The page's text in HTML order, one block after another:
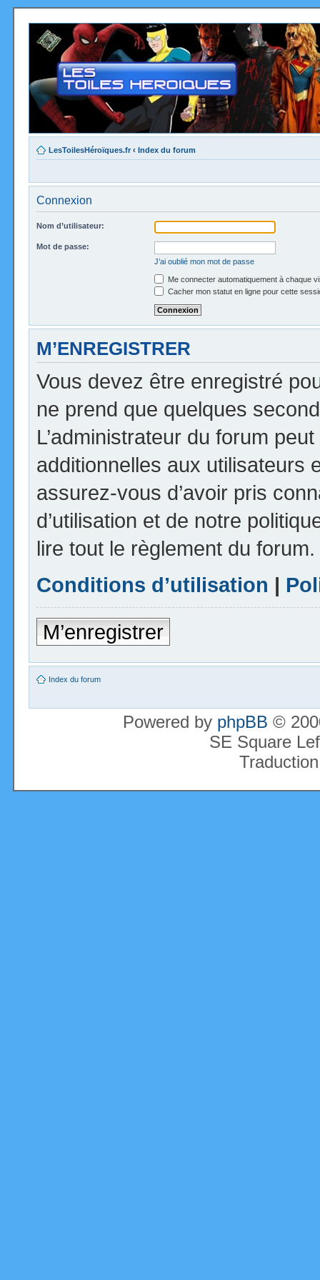
LesToilesHéroïques.fr ‹ Index du forum
Connexion
Nom d’utilisateur:
Mot de passe:
J’ai oublié mon mot de passe
Me connecter automatiquement à chaque
Cacher mon statut en ligne pour cette
M’ENREGISTRER
Vous devez être enregistré
ne prend que quelques
L’administrateur du forum
additionnelles aux utilisateurs
assurez-vous d’avoir pris
d’utilisation et de notre
lire tout le règlement du forum.
Conditions d’utilisation |
M’enregistrer
Index du forum
Powered by phpBB ©
SE Square